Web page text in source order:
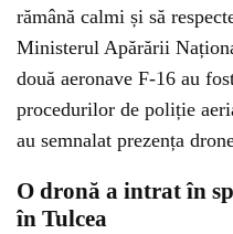
rămână calmi și să
Ministerul Apărării
două aeronave F-16 au
procedurilor de poliție
au semnalat prezența
O dronă a intrat în
în Tulcea